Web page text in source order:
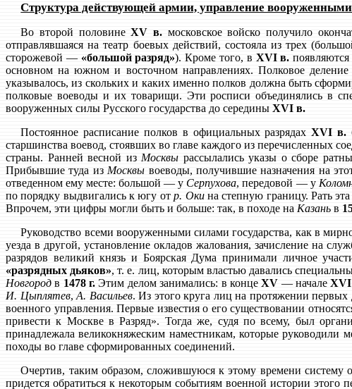
Структура действующей армии, управление
Во второй половинеXV в. московское войско получило
отправлявшаяся на театр боевых действий, состояла из трех
сторожевой — «большой разряд»). Кроме того, в XVI в.
основном на южном и восточном направлениях. Полковое
указывалось, из скольких и каких именно полков должна быть
полковые воеводы и их товарищи. Эти росписи объединялись в
вооруженных силы Русского государства до середины XVI в.
Постоянное расписание полков в официальных разрядахXVI в.
старшинства воевод, стоявших во главе каждого из перечисленных
страны. Ранней весной из Москвы рассылались указы о сборе
Прибывшие туда из Москвы воеводы, получившие назначения на
отведенном ему месте: большой — у Серпухова, передовой — у
по порядку выдвигались к югу отр. Окина степную границу. Рать
Впрочем, эти цифры могли быть и больше: так, в походе на Казань в
Руководство всеми вооруженными силами государства, как в
уезда в другой, установление окладов жалования, зачисление на
разрядов великий князь и Боярская Дума принимали личное
«разрядных дьяков», т. е. лиц, которым властью давались
Новгород в 1478 г. Этим делом занимались: в концеXV — начале
И. Цыплятев,А. Васильев. Из этого круга лиц на протяжении первых
военного управления. Первые известия о его существовании
привести к Москве в Разряд». Тогда же, судя по всему, был
принадлежала великокняжеским наместникам, которые
походы во главе сформированных соединений.
Очертив, таким образом, сложившуюся к этому времени систему
придется обратиться к некоторым событиям военной истории